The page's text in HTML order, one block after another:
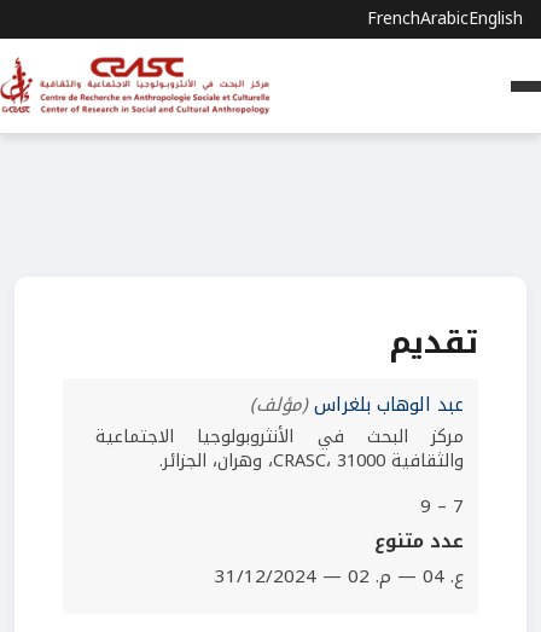
FrenchArabicEnglish
تقديم
عبد الوهاب بلغراس(مؤلف)
مركز البحث في الأنثروبولوجيا الاجتماعية
والثقافية CRASC، 31000، وهران، الجزائر.
7 – 9
عدد متنوع
ع. 04 — م. 02 — 31/12/2024